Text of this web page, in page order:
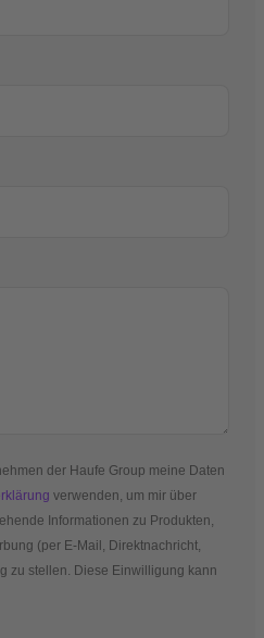
der Haufe Group meine Daten
verwenden, um mir über
Informationen zu Produkten,
(per E-Mail, Direktnachricht,
zu stellen. Diese Einwilligung kann